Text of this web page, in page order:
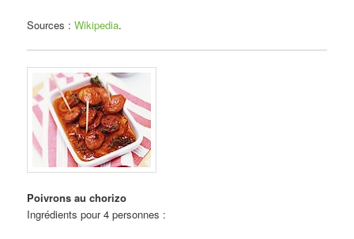
Sources :Wikipedia.
Poivrons au chorizo
Ingrédients pour 4 personnes :